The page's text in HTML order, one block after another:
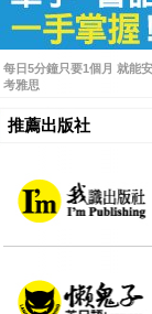
每日5分鐘只要1個月 就能
考雅思
推薦出版社